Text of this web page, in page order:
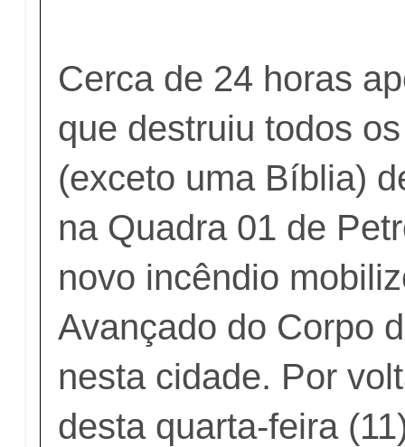
Cerca de 24 horas
que destruiu todos
(exceto uma Bíblia)
na Quadra 01 de
novo incêndio
Avançado do Corpo
nesta cidade. Por
desta quarta-feira